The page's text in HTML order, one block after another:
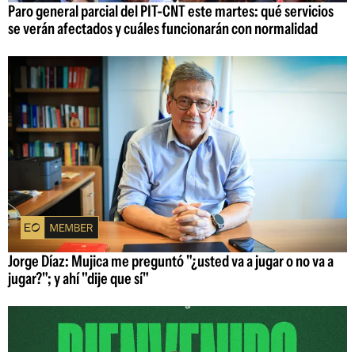
Paro general parcial del PIT-CNT este martes: qué servicios
se verán afectados y cuáles funcionarán con normalidad
Jorge Díaz: Mujica me preguntó "¿usted va a jugar o no va a
jugar?"; y ahí "dije que sí"